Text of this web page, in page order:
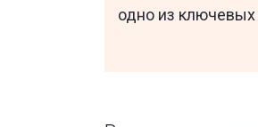
одно из ключевых